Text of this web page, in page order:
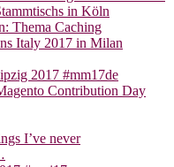
in Köln
Thema Caching
Italy 2017 in Milan
2017 #mm17de
Contribution Day
I’ve never